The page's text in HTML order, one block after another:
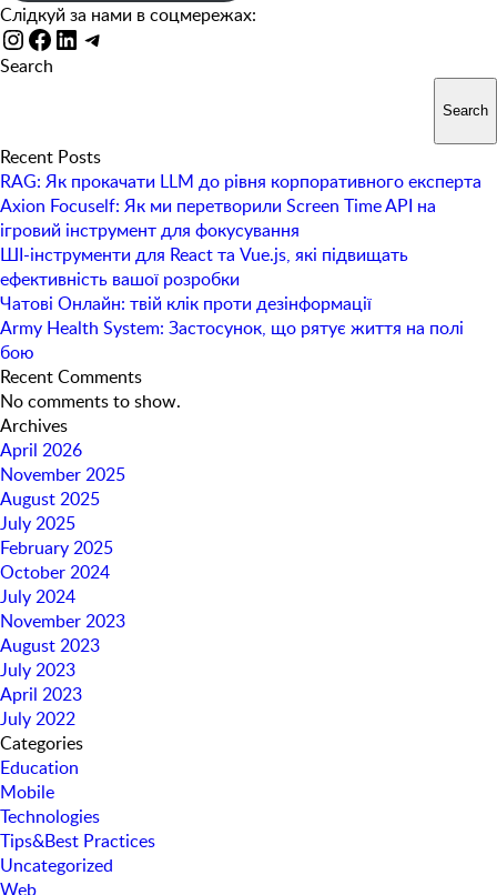
Слідкуй за нами в соцмережах:
Instagram
Facebook
LinkedIn
Telegram
Search
Search
Recent Posts
RAG: Як прокачати LLM до рівня корпоративного експерта
Axion Focuself: Як ми перетворили Screen Time API на
ігровий інструмент для фокусування
ШІ-інструменти для React та Vue.js, які підвищать
ефективність вашої розробки
Чатові Онлайн: твій клік проти дезінформації
Army Health System: Застосунок, що рятує життя на полі
бою
Recent Comments
No comments to show.
Archives
April 2026
November 2025
August 2025
July 2025
February 2025
October 2024
July 2024
November 2023
August 2023
July 2023
April 2023
July 2022
Categories
Education
Mobile
Technologies
Tips&Best Practices
Uncategorized
Web